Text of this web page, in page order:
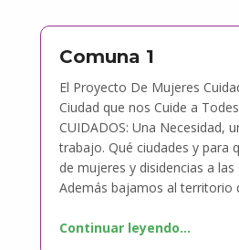
Comuna 1
El Proyecto De Mujeres
Ciudad que nos Cuide a
CUIDADOS: Una Necesidad,
trabajo. Qué ciudades y para
de mujeres y disidencias a las
Además bajamos al territorio
Continuar leyendo…